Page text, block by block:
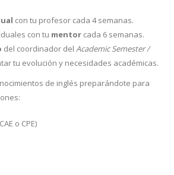
con tu profesor cada 4 semanas.
con tu mentor cada 6 semanas.
del coordinador del Academic Semester /
tu evolución y necesidades académicas.
de inglés preparándote para
o CPE)